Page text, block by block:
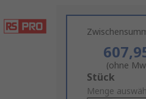
(ohne
Add
to
Stück
Menge